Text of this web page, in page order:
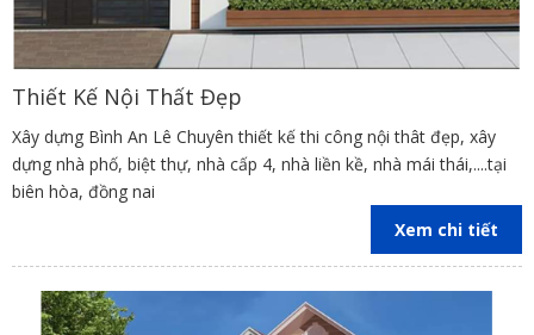
Thiết Kế Nội Thất Đẹp
Xây dựng Bình An Lê Chuyên thiết kế thi công nội thât đẹp, xây
dựng nhà phố, biệt thự, nhà cấp 4, nhà liền kề, nhà mái thái,....tại
biên hòa, đồng nai
Xem chi tiết